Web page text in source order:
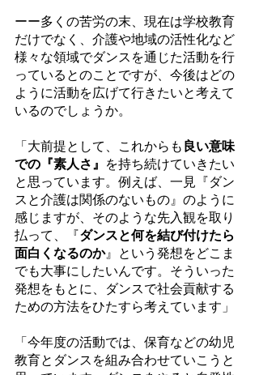
ーー多くの苦労の末、現在は学校教育
だけでなく、介護や地域の活性化など
様々な領域でダンスを通じた活動を行
っているとのことですが、今後はどの
ように活動を広げて行きたいと考えて
いるのでしょうか。
「大前提として、これからも良い意味
での『素人さ』 を持ち続けていきたい
と思っています。例えば、一見『ダン
スと介護は関係のないもの』のように
感じますが、そのような先入観を取り
払って、『ダンスと何を結び付けたら
面白くなるのか』という発想をどこま
でも大事にしたいんです。そういった
発想をもとに、ダンスで社会貢献する
ための方法をひたすら考えています」
「今年度の活動では、保育などの幼児
教育とダンスを組み合わせていこうと